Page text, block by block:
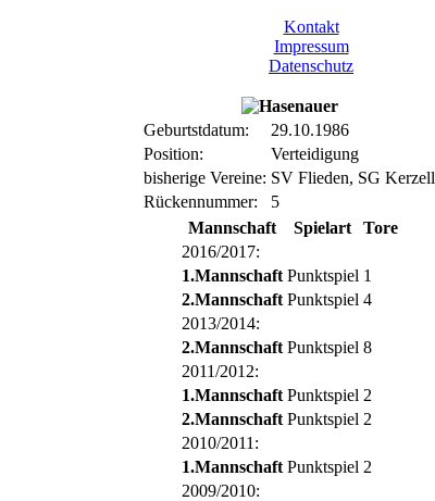
Kontakt
Impressum
Datenschutz
Geburtstdatum:
29.10.1986
Position:
Verteidigung
bisherige Vereine: SV Flieden, SG Kerzell
Rückennummer:
5
Mannschaft
Spielart
Tore
2016/2017:
1.Mannschaft Punktspiel 1
2.Mannschaft Punktspiel 4
2013/2014:
2.Mannschaft Punktspiel 8
2011/2012:
1.Mannschaft Punktspiel 2
2.Mannschaft Punktspiel 2
2010/2011:
1.Mannschaft Punktspiel 2
2009/2010: